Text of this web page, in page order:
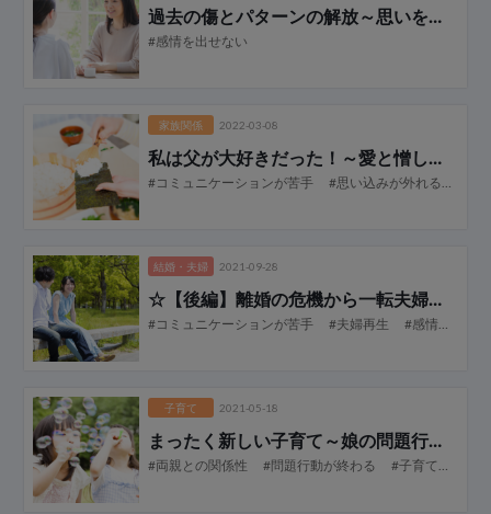
過去の傷とパターンの解放～思いを素直に伝えること～
#感情を出せない
家族関係 2022-03-08
私は父が大好きだった！ ～愛と憎しみは表裏一体～
#コミュニケーションが苦手 #思い込みが外れる
結婚・夫婦 2021-09-28
☆【後編】離婚の危機から一転夫婦再生へ
#コミュニケーションが苦手 #夫婦再生 #感情を出せない
子育て 2021-05-18
まったく新しい子育て ～娘の問題行動に隠されていた宝物とは？～
#両親との関係性 #問題行動が終わる #子育て